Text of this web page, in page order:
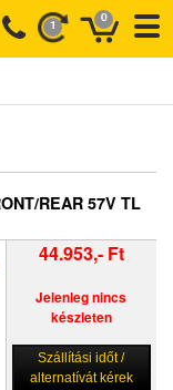
0
1
REAR 57V TL
44.953,- Ft
Jelenleg nincs
készleten
Szállítási időt /
alternatívát kérek